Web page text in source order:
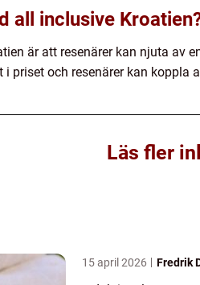
all inclusive
är att resenärer kan njuta av
i priset och resenärer kan koppla
Läs fler
15 april 2026 Fredrik